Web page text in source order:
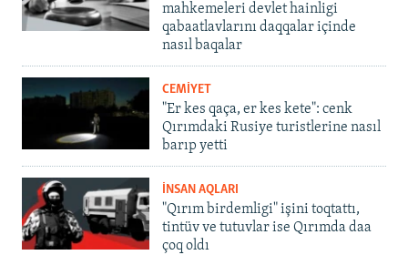
mahkemeleri devlet hainligi
qabaatlavlarını daqqalar içinde
nasıl baqalar
CEMİYET
"Er kes qaça, er kes kete": cenk
Qırımdaki Rusiye turistlerine nasıl
barıp yetti
İNSAN AQLARI
"Qırım birdemligi" işini toqtattı,
tintüv ve tutuvlar ise Qırımda daa
çoq oldı